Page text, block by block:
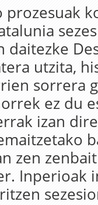
prozesuak
daitezke
utzita,
sorrera
ez du
izan
zen
Inperioak